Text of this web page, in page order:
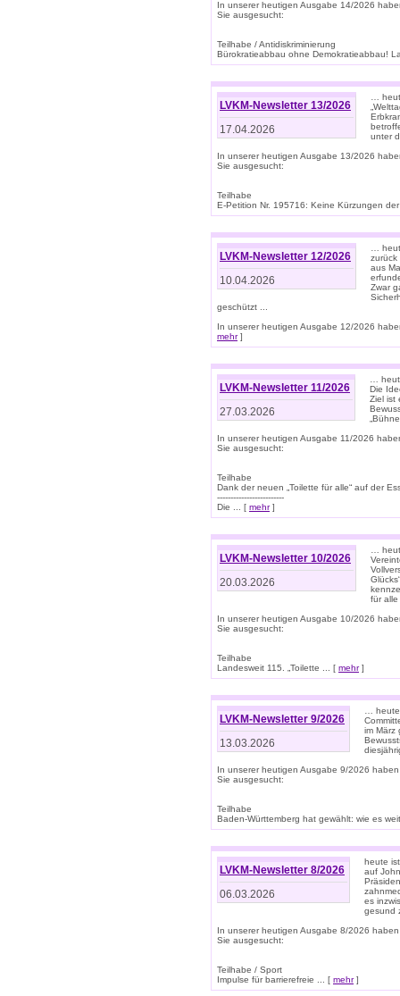
In unserer heutigen Ausgabe 14/2026
Sie ausgesucht:
Teilhabe / Antidiskriminierung
Bürokratieabbau ohne Demokratieabbau!
LVKM-Newsletter 13/2026
17.04.2026
…
unter
In unserer heutigen Ausgabe 13/2026
Sie ausgesucht:
Teilhabe
E-Petition Nr. 195716: Keine Kürzungen
LVKM-Newsletter 12/2026
10.04.2026
…
zurück
aus
Zwar
geschützt ...
In unserer heutigen Ausgabe 12/2026
mehr]
LVKM-Newsletter 11/2026
27.03.2026
…
Die
Ziel ist
In unserer heutigen Ausgabe 11/2026
Sie ausgesucht:
Teilhabe
Dank der neuen „Toilette für alle“ auf der
-------------------------
Die ... [ mehr]
LVKM-Newsletter 10/2026
20.03.2026
…
für
In unserer heutigen Ausgabe 10/2026
Sie ausgesucht:
Teilhabe
Landesweit 115. „Toilette ... [ mehr]
LVKM-Newsletter 9/2026
13.03.2026
…
im März
In unserer heutigen Ausgabe 9/2026
Sie ausgesucht:
Teilhabe
Baden-Württemberg hat gewählt: wie es
LVKM-Newsletter 8/2026
06.03.2026
heute
auf
es
gesund
In unserer heutigen Ausgabe 8/2026
Sie ausgesucht:
Teilhabe / Sport
Impulse für barrierefreie ... [ mehr]